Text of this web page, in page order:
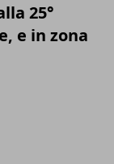
25°
e in zona